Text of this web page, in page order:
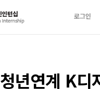
로그인
청년연계 K디